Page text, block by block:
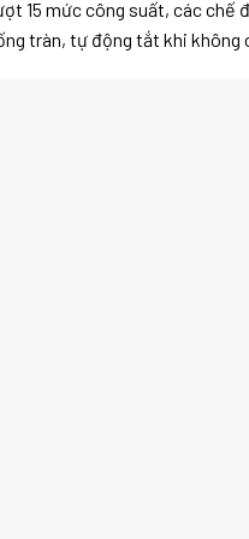
15 mức công suất, các chế
tràn, tự động tắt khi